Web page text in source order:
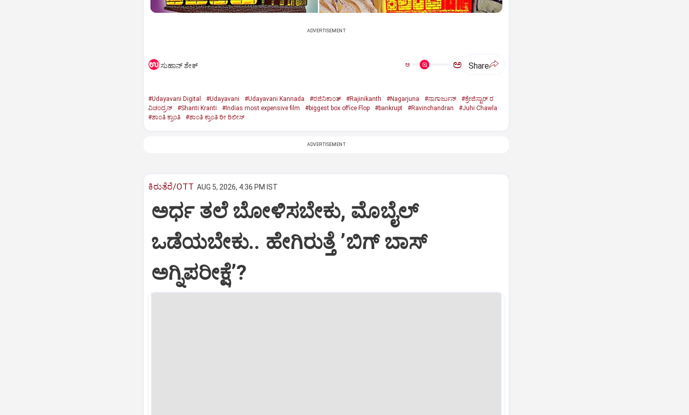
ADVERTISEMENT
ಸುಹಾನ್‌ ಶೇಕ್‌ ಅ ಅ Share
#Udayavani Digital #Udayavani #Udayavani Kannada #ರಜಿನಿಕಾಂತ್‌ #Rajinikanth #Nagarjuna #ನಾಗಾರ್ಜುನ್‌
#ಕ್ರೇಜಿಸ್ಟಾರ್‌ ರ
ವಿಚಂದ್ರನ್‌
#Shanti Kranti #Indias most expensive film #biggest box office Flop #bankrupt #Ravinchandran
#Juhi Chawla
#ಶಾಂತಿ ಕ್ರಾಂತಿ
#ಶಾಂತಿ ಕ್ರಾಂತಿ ರೀ ರಿಲೀಸ್‌
ADVERTISEMENT
ಕಿರುತೆರೆ/OTT AUG 5, 2026, 4:36 PM IST
ಅರ್ಧ ತಲೆ ಬೋಳಿಸಬೇಕು, ಮೊಬೈಲ್‌
ಒಡೆಯಬೇಕು.. ಹೇಗಿರುತ್ತೆ ‌ʼಬಿಗ್ ಬಾಸ್‌
ಅಗ್ನಿಪರೀಕ್ಷೆʼ?